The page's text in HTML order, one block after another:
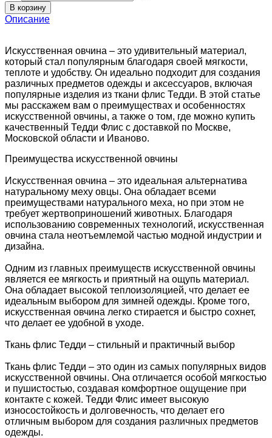
В корзину
Описание
Искусственная овчина – это удивительный материал,
который стал популярным благодаря своей мягкости,
теплоте и удобству. Он идеально подходит для создания
различных предметов одежды и аксессуаров, включая
популярные изделия из ткани флис Тедди. В этой статье
мы расскажем вам о преимуществах и особенностях
искусственной овчины, а также о том, где можно купить
качественный Тедди Флис с доставкой по Москве,
Московской области и Иваново.
Преимущества искусственной овчины
Искусственная овчина – это идеальная альтернатива
натуральному меху овцы. Она обладает всеми
преимуществами натурального меха, но при этом не
требует жертвоприношений животных. Благодаря
использованию современных технологий, искусственная
овчина стала неотъемлемой частью модной индустрии и
дизайна.
Одним из главных преимуществ искусственной овчины
является ее мягкость и приятный на ощупь материал.
Она обладает высокой теплоизоляцией, что делает ее
идеальным выбором для зимней одежды. Кроме того,
искусственная овчина легко стирается и быстро сохнет,
что делает ее удобной в уходе.
Ткань флис Тедди – стильный и практичный выбор
Ткань флис Тедди – это один из самых популярных видов
искусственной овчины. Она отличается особой мягкостью
и пушистостью, создавая комфортное ощущение при
контакте с кожей. Тедди Флис имеет высокую
износостойкость и долговечность, что делает его
отличным выбором для создания различных предметов
одежды.